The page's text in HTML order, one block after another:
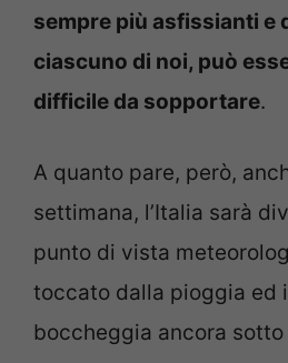
sempre più asfissianti e
ciascuno di noi, può
difficile da sopportare.
A quanto pare, però,
settimana, l’Italia sarà
punto di vista
toccato dalla pioggia ed
boccheggia ancora